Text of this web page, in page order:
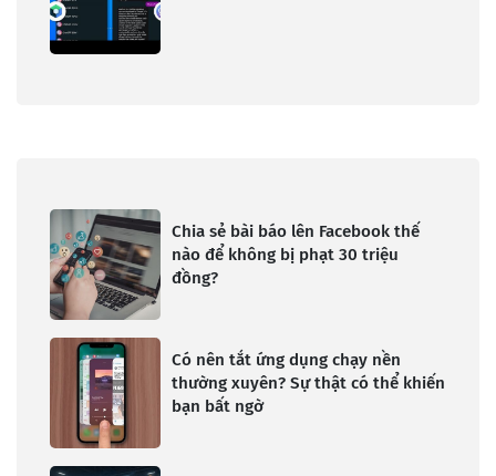
Chia sẻ bài báo lên Facebook thế
nào để không bị phạt 30 triệu
đồng?
Có nên tắt ứng dụng chạy nền
thường xuyên? Sự thật có thể khiến
bạn bất ngờ